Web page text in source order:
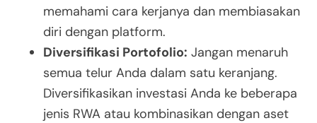
memahami cara kerjanya dan membiasakan
diri dengan platform.
Diversifikasi Portofolio: Jangan menaruh
semua telur Anda dalam satu keranjang.
Diversifikasikan investasi Anda ke beberapa
jenis RWA atau kombinasikan dengan aset